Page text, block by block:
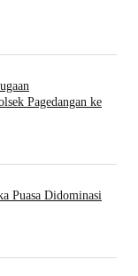
Pagedangan ke
Puasa Didominasi